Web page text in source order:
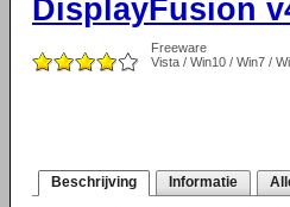
DisplayFusion
Freeware
Vista / Win10 / Win7 /
Beschrijving Informatie